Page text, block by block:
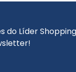
do Líder